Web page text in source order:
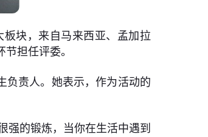
块，来自马来西亚、孟加拉
担任评委。
负责人。她表示，作为活动的
强的锻炼，当你在生活中遇到